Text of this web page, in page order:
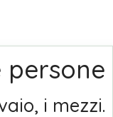
persone
i mezzi.